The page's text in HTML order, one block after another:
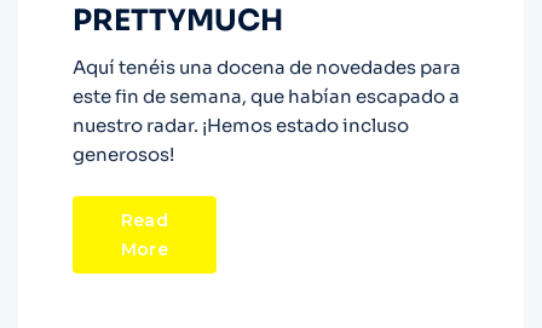
PRETTYMUCH
Aquí tenéis una docena de novedades para
este fin de semana, que habían escapado a
nuestro radar. ¡Hemos estado incluso
generosos!
Read
More